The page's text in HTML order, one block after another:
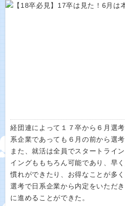
経団連によって１７卒から６月選
系企業であっても６月の前から選
また、就活は全員でスタートライ
イングももちろん可能であり、早
慣れができたり、お得なことが多
選考で日系企業から内定をいただ
に進めることができた。